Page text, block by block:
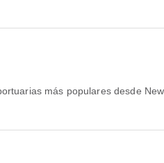
más populares desde